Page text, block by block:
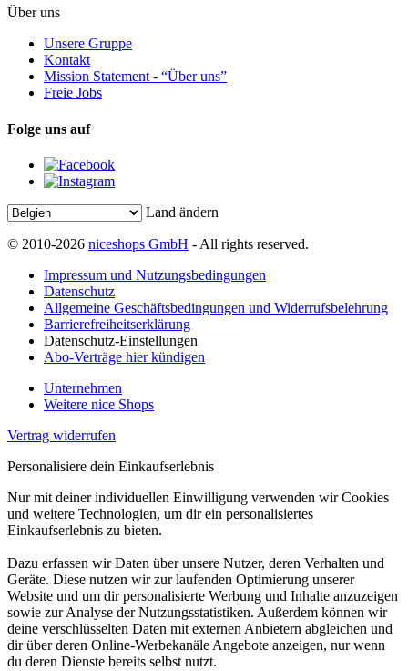
Über uns
Unsere Gruppe
Kontakt
Mission Statement - “Über uns”
Freie Jobs
Folge uns auf
Land ändern
© 2010-2026 niceshops GmbH - All rights reserved.
Impressum und Nutzungsbedingungen
Datenschutz
Allgemeine Geschäftsbedingungen und Widerrufsbelehrung
Barrierefreiheitserklärung
Datenschutz-Einstellungen
Abo-Verträge hier kündigen
Unternehmen
Weitere nice Shops
Vertrag widerrufen
Personalisiere dein Einkaufserlebnis
Nur mit deiner individuellen Einwilligung verwenden wir Cookies
und weitere Technologien, um dir ein personalisiertes
Einkaufserlebnis zu bieten.
Dazu erfassen wir Daten über unsere Nutzer, deren Verhalten und
Geräte. Diese nutzen wir zur laufenden Optimierung unserer
Website und um dir personalisierte Werbung und Inhalte anzuzeigen
sowie zur Analyse der Nutzungsstatistiken. Außerdem können wir
deine verschlüsselten Daten mit externen Anbietern abgleichen und
dir über deren Online-Werbekanäle Angebote anzeigen, nur wenn
du deren Dienste bereits selbst nutzt.